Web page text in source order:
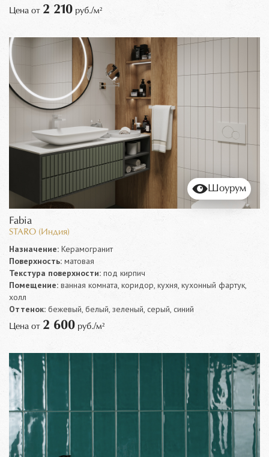
Цена от 2 210 руб./м²
Шоурум
Fabia
STARO (Индия)
Назначение: Керамогранит
Поверхность: матовая
Текстура поверхности: под кирпич
Помещение: ванная комната, коридор, кухня, кухонный фартук,
холл
Оттенок: бежевый, белый, зеленый, серый, синий
Цена от 2 600 руб./м²